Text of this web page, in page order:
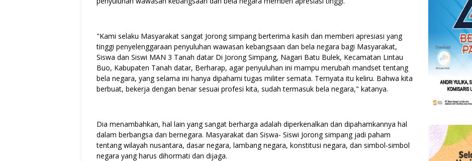
"Kami selaku Masyarakat sangat Jorong simpang berterima kasih dan memberi apresiasi yang
tinggi penyelenggaraan penyuluhan wawasan kebangsaan dan bela negara bagi Masyarakat,
Siswa dan Siswi MAN 3 Tanah datar Di Jorong Simpang, Nagari Batu Bulek, Kecamatan Lintau
Buo, Kabupaten Tanah datar, Berharap, agar penyuluhan ini mampu merubah mandset tentang
bela negara, yang selama ini hanya dipahami tugas militer semata. Ternyata itu keliru. Bahwa kita
berbuat, bekerja dengan benar sesuai profesi kita, sudah termasuk bela negara," katanya.
Dia menambahkan, hal lain yang sangat berharga adalah diperkenalkan dan dipahamkannya hal
dalam berbangsa dan bernegara. Masyarakat dan Siswa- Siswi Jorong simpang jadi paham
tentang wilayah nusantara, dasar negara, lambang negara, konstitusi negara, dan simbol-simbol
negara yang harus dihormati dan dijaga.